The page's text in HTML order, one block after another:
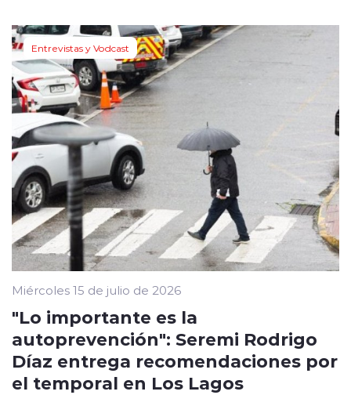
Entrevistas y Vodcast
Miércoles 15 de julio de 2026
"Lo importante es la
autoprevención": Seremi Rodrigo
Díaz entrega recomendaciones por
el temporal en Los Lagos